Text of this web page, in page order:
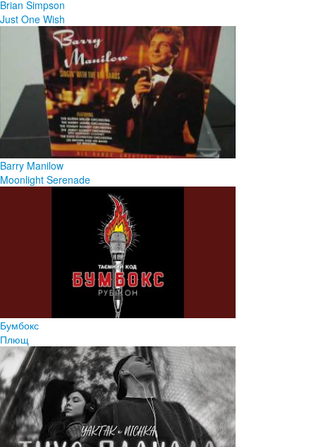
Brian Simpson
Just One Wish
Barry Manilow
Moonlight Serenade
Бумбокс
Плющ